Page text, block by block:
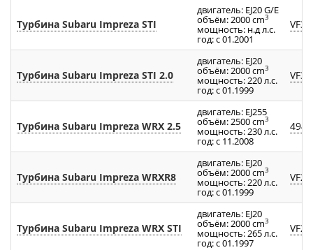
Турбина Subaru Impreza STI
двигатель: EJ20 G/E
объём: 2000 cm3
мощность: н.д л.с.
год: с 01.2001
VF34
Турбина Subaru Impreza STI 2.0
двигатель: EJ20
объём: 2000 cm3
мощность: 220 л.с.
год: с 01.1999
VF30
Турбина Subaru Impreza WRX 2.5
двигатель: EJ255
объём: 2500 cm3
мощность: 230 л.с.
год: с 11.2008
Турбина Subaru Impreza WRXR8
двигатель: EJ20
объём: 2000 cm3
мощность: 220 л.с.
год: с 01.1999
VF23
Турбина Subaru Impreza WRX STI
двигатель: EJ20
объём: 2000 cm3
мощность: 265 л.с.
год: с 01.1997
VF28